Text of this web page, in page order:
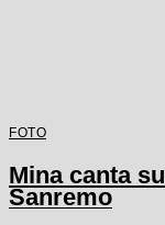
FOTO
Mina canta
Sanremo